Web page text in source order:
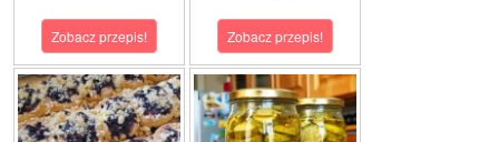
Zobacz przepis! Zobacz przepis!